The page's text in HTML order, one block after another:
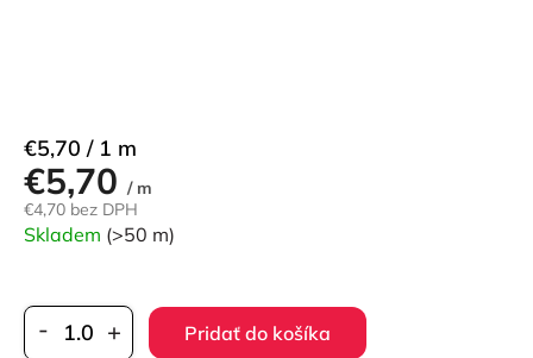
€5,70 / m
€4,70 bez DPH
Jednotková
cena:
€5,70 / 1 m
Skladem (>50 m)
Pridať do košíka